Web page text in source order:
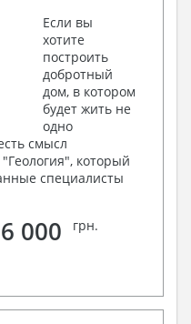
Если вы
хотите
построить
добротный
дом, в котором
будет жить не
одно
смысл
который
специалисты
6 000 грн.